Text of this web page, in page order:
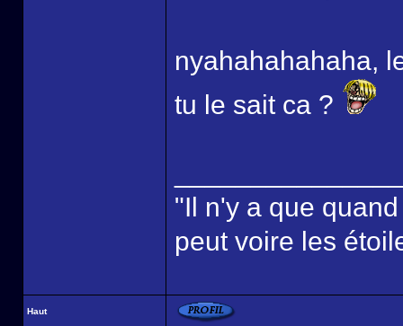
nyahahahahaha,
tu le sait ca ?
"Il n'y a que
peut voire les
Haut